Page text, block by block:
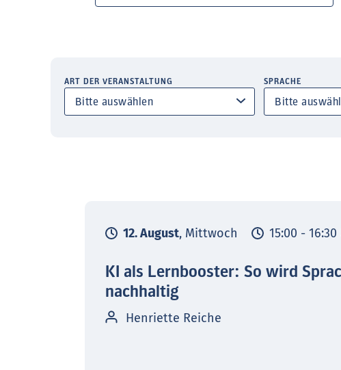
ART DER VERANSTALTUNG SPRACHE
12. August, Mittwoch 15:00 - 16:30
KI als Lernbooster: So wird
nachhaltig
Henriette Reiche